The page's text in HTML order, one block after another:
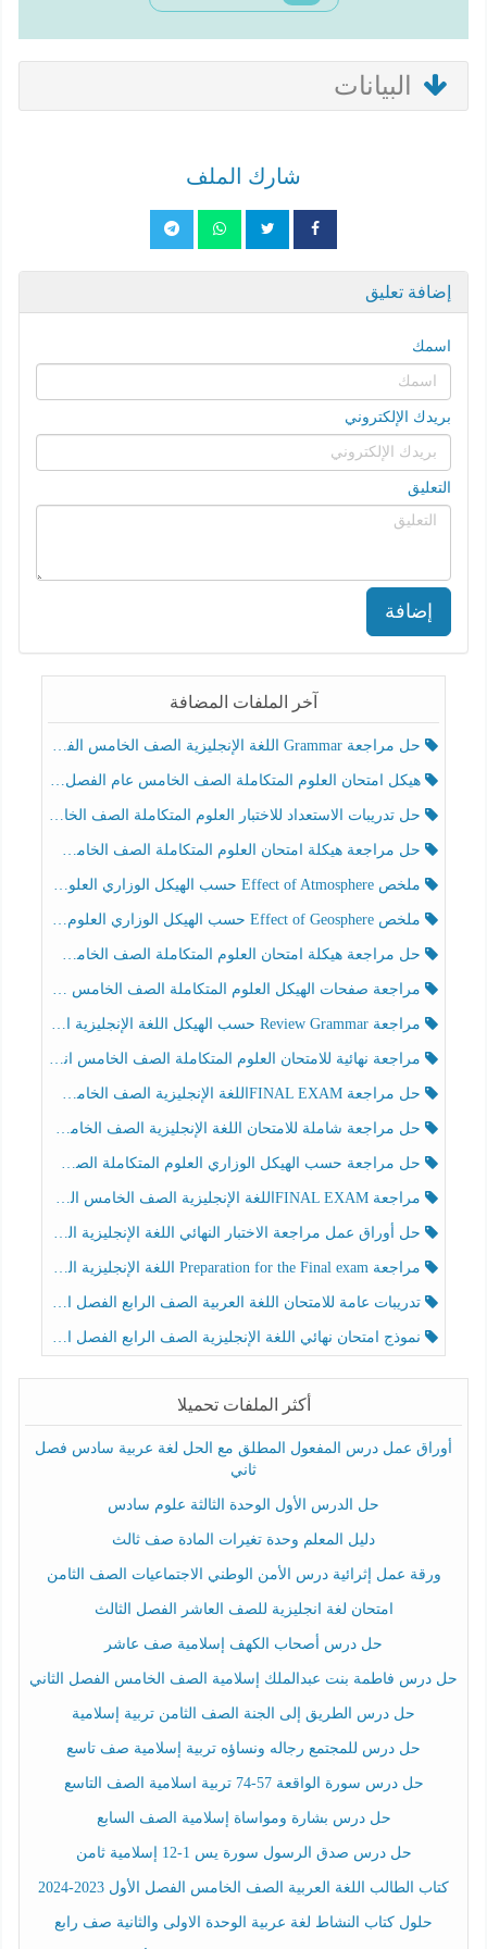
البيانات
شارك الملف
إضافة تعليق
اسمك
بريدك الإلكتروني
التعليق
إضافة
آخر الملفات المضافة
حل مراجعة Grammar اللغة الإنجليزية الصف الخامس الفصل الثالث
هيكل امتحان العلوم المتكاملة الصف الخامس عام الفصل الدراسي الثالث 2025-2026
حل تدريبات الاستعداد للاختبار العلوم المتكاملة الصف الخامس عام الفصل الثالث
حل مراجعة هيكلة امتحان العلوم المتكاملة الصف الخامس انسبير الفصل الثالث
ملخص Effect of Atmosphere حسب الهيكل الوزاري العلوم المتكاملة الصف الخامس انسبير الفصل الثالث
ملخص Effect of Geosphere حسب الهيكل الوزاري العلوم المتكاملة الصف الخامس انسبير الفصل الثالث
حل مراجعة هيكلة امتحان العلوم المتكاملة الصف الخامس عام الفصل الثالث
مراجعة صفحات الهيكل العلوم المتكاملة الصف الخامس انسبير الفصل الثالث
مراجعة Review Grammar حسب الهيكل اللغة الإنجليزية الصف الخامس الفصل الثالث
مراجعة نهائية للامتحان العلوم المتكاملة الصف الخامس انسبير الفصل الثالث
حل مراجعة FINAL EXAMاللغة الإنجليزية الصف الخامس الفصل الثالث
حل مراجعة شاملة للامتحان اللغة الإنجليزية الصف الخامس الفصل الثالث
حل مراجعة حسب الهيكل الوزاري العلوم المتكاملة الصف الخامس عام الفصل الثالث
مراجعة FINAL EXAMاللغة الإنجليزية الصف الخامس الفصل الثالث
حل أوراق عمل مراجعة الاختبار النهائي اللغة الإنجليزية الصف الرابع الفصل الثالث
مراجعة Preparation for the Final exam اللغة الإنجليزية الصف الرابع الفصل الثالث
تدريبات عامة للامتحان اللغة العربية الصف الرابع الفصل الثالث
نموذج امتحان نهائي اللغة الإنجليزية الصف الرابع الفصل الثالث
أكثر الملفات تحميلا
أوراق عمل درس المفعول المطلق مع الحل لغة عربية سادس فصل
ثاني
حل الدرس الأول الوحدة الثالثة علوم سادس
دليل المعلم وحدة تغيرات المادة صف ثالث
ورقة عمل إثرائية درس الأمن الوطني الاجتماعيات الصف الثامن
امتحان لغة انجليزية للصف العاشر الفصل الثالث
حل درس أصحاب الكهف إسلامية صف عاشر
حل درس فاطمة بنت عبدالملك إسلامية الصف الخامس الفصل الثاني
حل درس الطريق إلى الجنة الصف الثامن تربية إسلامية
حل درس للمجتمع رجاله ونساؤه تربية إسلامية صف تاسع
حل درس سورة الواقعة 57-74 تربية اسلامية الصف التاسع
حل درس بشارة ومواساة إسلامية الصف السابع
حل درس صدق الرسول سورة يس 1-12 إسلامية ثامن
كتاب الطالب اللغة العربية الصف الخامس الفصل الأول 2023-2024
حلول كتاب النشاط لغة عربية الوحدة الاولى والثانية صف رابع